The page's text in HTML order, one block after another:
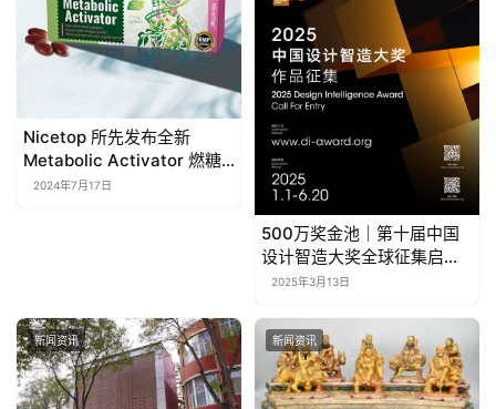
Nicetop 所先发布全新
Metabolic Activator 燃糖
活素：对抗隐性糖，提升健
2024年7月17日
500万奖金池｜第十届中国
设计智造大奖全球征集启
动！
2025年3月13日
新闻资讯 新闻资讯